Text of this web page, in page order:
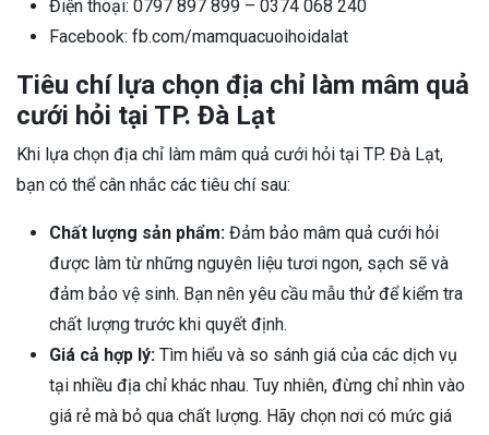
Điện thoại: 0797 897 899 – 0374 068 240
Facebook: fb.com/mamquacuoihoidalat
Tiêu chí lựa chọn địa chỉ làm mâm quả
cưới hỏi tại TP. Đà Lạt
Khi lựa chọn địa chỉ làm mâm quả cưới hỏi tại TP. Đà Lạt,
bạn có thể cân nhắc các tiêu chí sau:
Chất lượng sản phẩm: Đảm bảo mâm quả cưới hỏi
được làm từ những nguyên liệu tươi ngon, sạch sẽ và
đảm bảo vệ sinh. Bạn nên yêu cầu mẫu thử để kiểm tra
chất lượng trước khi quyết định.
Giá cả hợp lý: Tìm hiểu và so sánh giá của các dịch vụ
tại nhiều địa chỉ khác nhau. Tuy nhiên, đừng chỉ nhìn vào
giá rẻ mà bỏ qua chất lượng. Hãy chọn nơi có mức giá